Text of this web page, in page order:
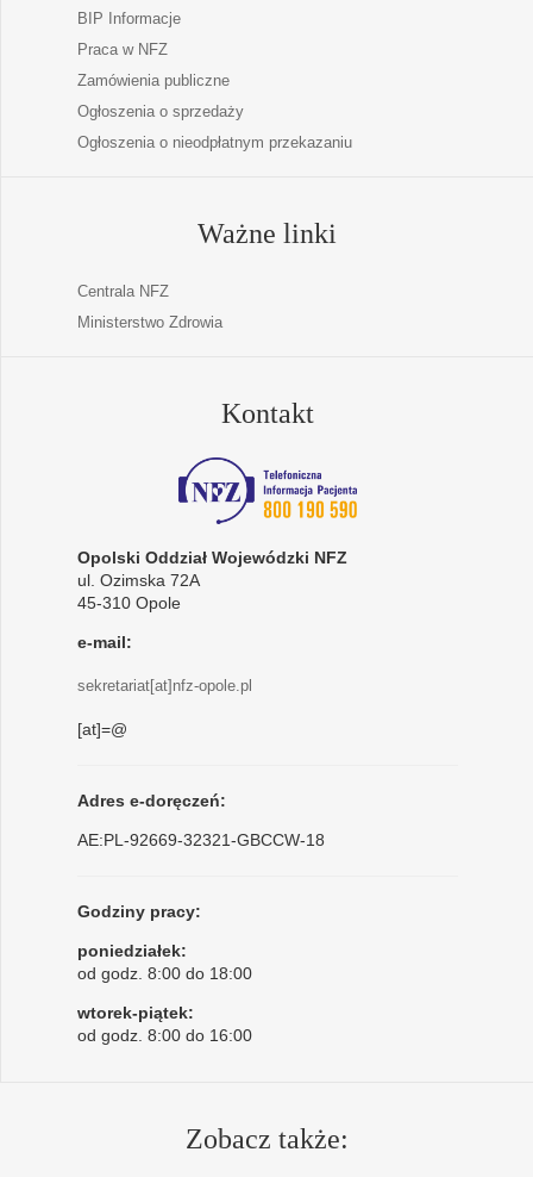
BIP Informacje
Praca w NFZ
Zamówienia publiczne
Ogłoszenia o sprzedaży
Ogłoszenia o nieodpłatnym przekazaniu
Ważne linki
Centrala NFZ
Ministerstwo Zdrowia
Kontakt
Opolski Oddział Wojewódzki NFZ
ul. Ozimska 72A
45-310 Opole
e-mail:
sekretariat[at]nfz-opole.pl
[at]=@
Adres e-doręczeń:
AE:PL-92669-32321-GBCCW-18
Godziny pracy:
poniedziałek:
od godz. 8:00 do 18:00
wtorek-piątek:
od godz. 8:00 do 16:00
Zobacz także: